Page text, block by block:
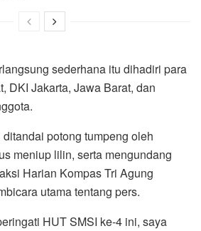
sederhana itu dihadiri para
DKI Jakarta, Jawa Barat, dan
potong tumpeng oleh
meniup lilin, serta mengundang
Harian Kompas Tri Agung
utama tentang pers.
HUT SMSI ke-4 ini, saya